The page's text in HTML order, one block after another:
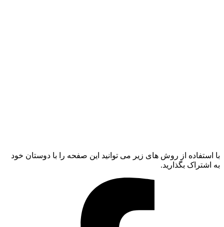
با استفاده از روش های زیر می توانید این صفحه را با دوستان خود
به اشتراک بگذارید.